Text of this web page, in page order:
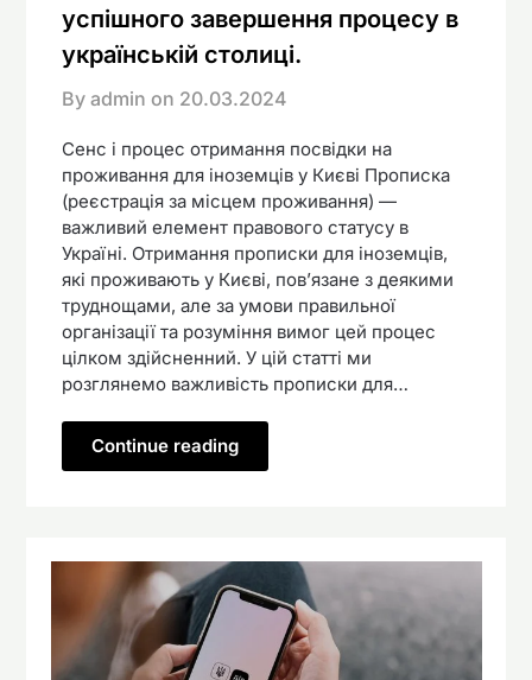
успішного завершення процесу в
українській столиці.
By admin on 20.03.2024
Сенс і процес отримання посвідки на
проживання для іноземців у Києві Прописка
(реєстрація за місцем проживання) —
важливий елемент правового статусу в
Україні. Отримання прописки для іноземців,
які проживають у Києві, пов’язане з деякими
труднощами, але за умови правильної
організації та розуміння вимог цей процес
цілком здійсненний. У цій статті ми
розглянемо важливість прописки для…
Continue reading